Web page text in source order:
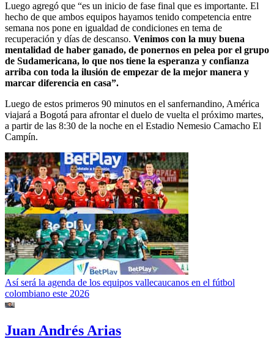
Luego agregó que “es un inicio de fase final que es importante. El
hecho de que ambos equipos hayamos tenido competencia entre
semana nos pone en igualdad de condiciones en tema de
recuperación y días de descanso. Venimos con la muy buena
mentalidad de haber ganado, de ponernos en pelea por el grupo
de Sudamericana, lo que nos tiene la esperanza y confianza
arriba con toda la ilusión de empezar de la mejor manera y
marcar diferencia en casa”.
Luego de estos primeros 90 minutos en el sanfernandino, América
viajará a Bogotá para afrontar el duelo de vuelta el próximo martes,
a partir de las 8:30 de la noche en el Estadio Nemesio Camacho El
Campín.
Así será la agenda de los equipos vallecaucanos en el fútbol
colombiano este 2026
Juan Andrés Arias